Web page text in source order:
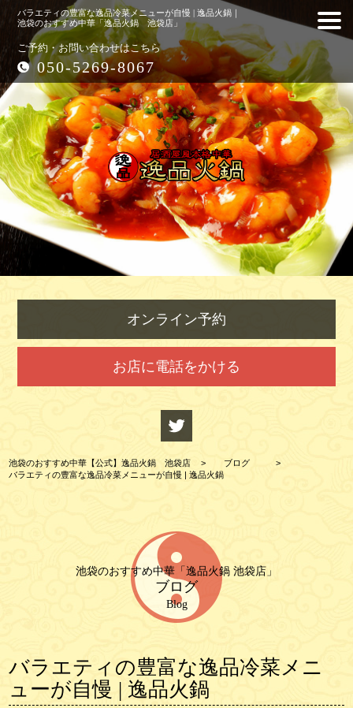
バラエティの豊富な逸品冷菜メニューが自慢 | 逸品火鍋｜
池袋のおすすめ中華「逸品火鍋 池袋店」
ご予約・お問い合わせはこちら
050-5269-8067
オンライン予約
お店に電話をかける
池袋のおすすめ中華【公式】逸品火鍋 池袋店 > ブログ
>
バラエティの豊富な逸品冷菜メニューが自慢 | 逸品火鍋
池袋のおすすめ中華「逸品火鍋 池袋店」
ブログ
Blog
バラエティの豊富な逸品冷菜メニ
ューが自慢 | 逸品火鍋